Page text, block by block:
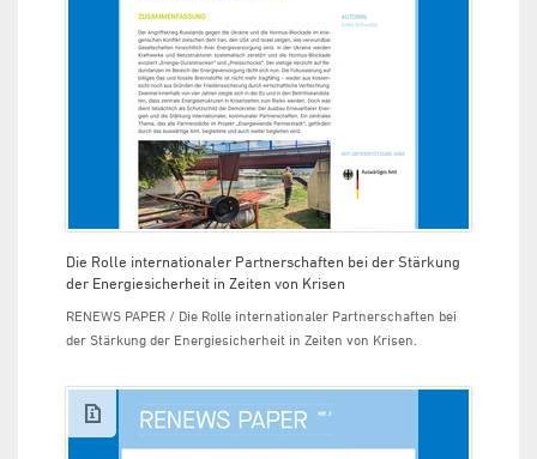
Die Rolle internationaler Partnerschaften bei der Stärkung
der Energiesicherheit in Zeiten von Krisen
RENEWS PAPER / Die Rolle internationaler Partnerschaften bei
der Stärkung der Energiesicherheit in Zeiten von Krisen.